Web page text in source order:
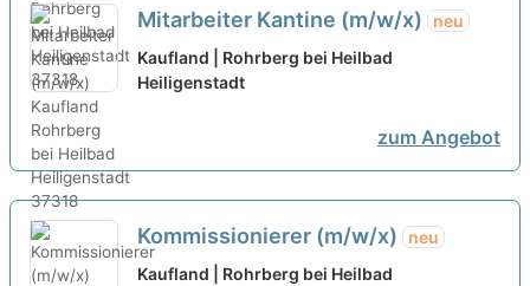
Mitarbeiter Kantine (m/w/x)
neu
Kaufland | Rohrberg bei Heilbad
Heiligenstadt
zum Angebot
Kommissionierer (m/w/x)
neu
Kaufland | Rohrberg bei Heilbad